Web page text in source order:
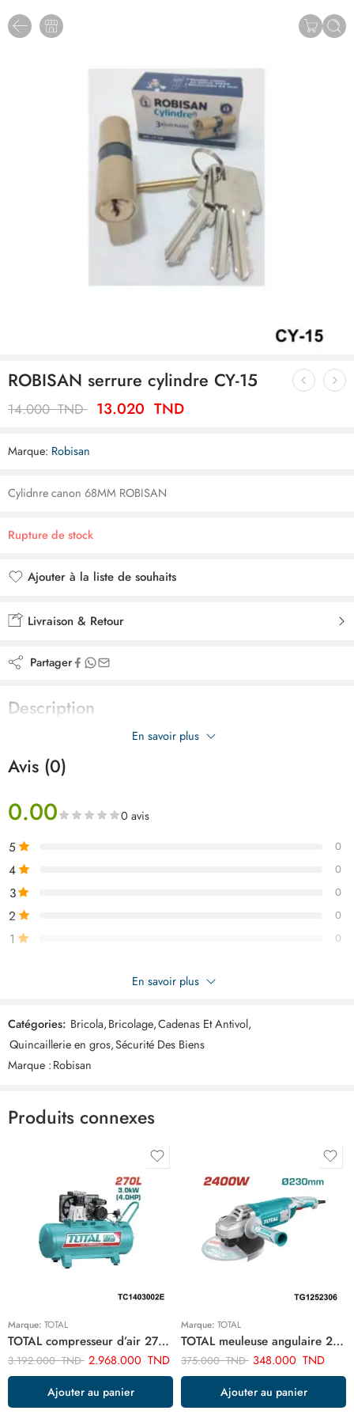
ROBISAN serrure cylindre CY-15
14.000TND 13.020 TND
Marque: Robisan
Cylidnre canon 68MM ROBISAN
Rupture de stock
Ajouter à la liste de souhaits
Livraison & Retour
Partager
Description
Cylidnre canon 68MM ROBISANEn savoir plus
Avis (0)
0.00 0 avis
5 0
4 0
3 0
2 0
1 0
Soyez le premier à donner votre avis sur “ROBISAN serrure
cylindre CY-15”
Commentaires
Il n'y a pas encore de critiques.
En savoir plus
Catégories: Bricola,Bricolage,Cadenas Et Antivol,
Quincaillerie en gros,Sécurité Des Biens
Marque :Robisan
Produits connexes
Marque: TOTAL
TOTAL compresseur d’air 270 litre TC1403002E
3.192.000TND 2.968.000 TND
Ajouter au panier
Marque: TOTAL
TOTAL meuleuse angulaire 2400w-230mm TG1252306
375.000TND 348.000 TND
Ajouter au panier